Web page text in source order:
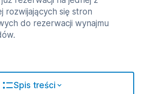
rozwijających się stron
do rezerwacji wynajmu
Spis treści